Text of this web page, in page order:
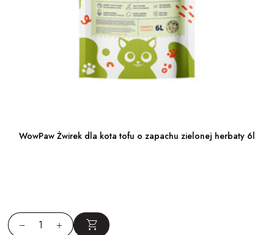
WowPaw Żwirek dla kota tofu o zapachu zielonej herbaty 6l